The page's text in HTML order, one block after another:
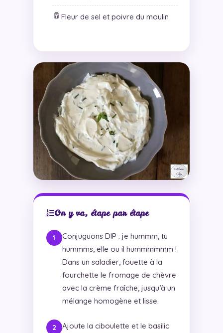
🧂 Fleur de sel et poivre du moulin
On y va, étape par étape
Conjuguons DIP : je hummm, tu
hummms, elle ou il hummmmmm !
Dans un saladier, fouette à la
fourchette le fromage de chèvre
avec la crème fraîche, jusqu’à un
mélange homogène et lisse.
Ajoute la ciboulette et le basilic